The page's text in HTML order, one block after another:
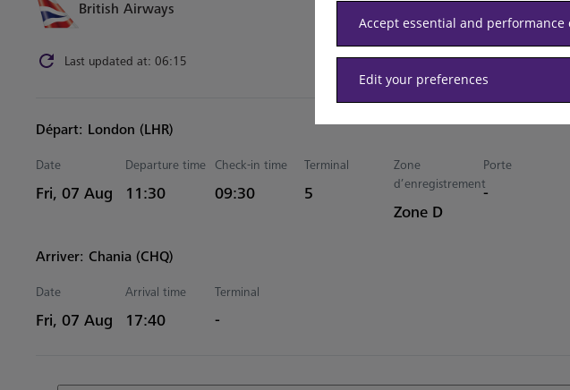
British Airways
Last updated at: 06:15
Départ: London (LHR)
Date
Fri, 07 Aug
Departure time
Estimated Heure
11:30
Check-in time
09:30
Terminal
5
Zone
d’enregistrement
Zone D
Porte
-
Arriver: Chania (CHQ)
Date
Fri, 07 Aug
Arrival time
Estimated Heure
17:40
Terminal
-
Accept essential and performance
Edit your preferences